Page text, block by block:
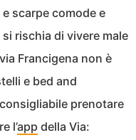
scarpe comode e
rischia di vivere male
Francigena non è
e bed and
prenotare
l’app della Via: